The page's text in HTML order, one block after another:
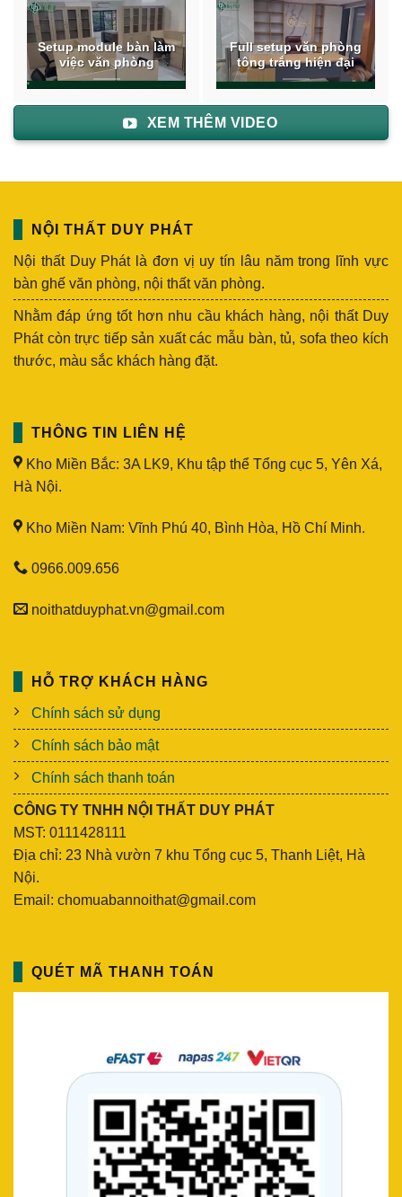
Setup module bàn làm
việc văn phòng
Full setup văn phòng
tông trắng hiện đại
XEM THÊM VIDEO
NỘI THẤT DUY PHÁT
Nội thất Duy Phát là đơn vị uy tín lâu năm trong lĩnh vực
bàn ghế văn phòng, nội thất văn phòng.
Nhằm đáp ứng tốt hơn nhu cầu khách hàng, nội thất Duy
Phát còn trực tiếp sản xuất các mẫu bàn, tủ, sofa theo kích
thước, màu sắc khách hàng đặt.
THÔNG TIN LIÊN HỆ
Kho Miền Bắc: 3A LK9, Khu tập thể Tổng cục 5, Yên Xá,
Hà Nội.
Kho Miền Nam: Vĩnh Phú 40, Bình Hòa, Hồ Chí Minh.
0966.009.656
noithatduyphat.vn@gmail.com
HỖ TRỢ KHÁCH HÀNG
Chính sách sử dụng
Chính sách bảo mật
Chính sách thanh toán
CÔNG TY TNHH NỘI THẤT DUY PHÁT
MST: 0111428111
Địa chỉ: 23 Nhà vườn 7 khu Tổng cục 5, Thanh Liệt, Hà
Nội.
Email: chomuabannoithat@gmail.com
QUÉT MÃ THANH TOÁN